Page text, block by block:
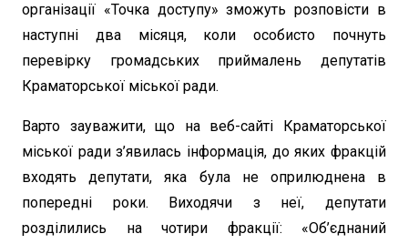
організації «Точка доступу» зможуть розповісти в
наступні два місяця, коли особисто почнуть
перевірку громадських приймалень депутатів
Краматорської міської ради.
Варто зауважити, що на веб-сайті Краматорської
міської ради з’явилась інформація, до яких фракцій
входять депутати, яка була не оприлюднена в
попередні роки. Виходячи з неї, депутати
розділились на чотири фракції: «Об’єднаний